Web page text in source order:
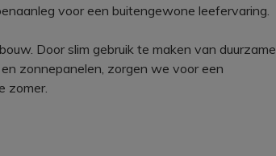
voor een buitengewone leefervaring.
Door slim gebruik te maken van duurzame
zonnepanelen, zorgen we voor een
zomer.